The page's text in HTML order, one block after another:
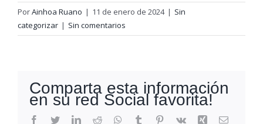
PorAinhoa Ruano | 11 de enero de 2024 | Sin
categorizar | Sin comentarios
Comparta esta información
en su red Social favorita!
Facebook
TwitterLinkedIn
Reddit WhatsApp
Tumblr Pinterest
Vk Xing Correo